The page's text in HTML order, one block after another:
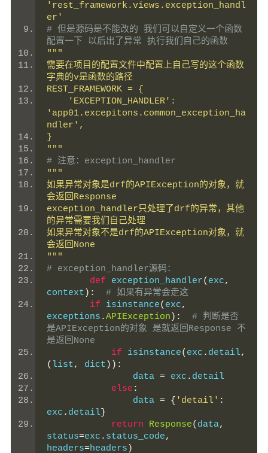
'rest_framework.views.exception_handl
er'
# 但是源码是不能改的 我们可以自定义一个函数
配置一下 以后出了异常 执行我们自己的函数
"""
需要在项目的配置文件中配置上自己写的这个函数
字典的v是函数的路径
REST_FRAMEWORK = {
'app01.excepitons.common_exception_ha
ndler',
}
"""
# 注意：exception_handler
"""
如果异常对象是drf的APIException的对象，就
会返回Response
exception_handler只处理了drf的异常，其他
的异常需要我们自己处理
如果异常对象不是drf的APIException对象，就
会返回None
"""
# exception_handler源码：
def exception_handler( exc,
context ):
# 如果有异常会走这
if isinstance( exc,
exceptions .APIException ):
# 判断是否
是APIException的对象 是就返回Response 不
是返回None
if isinstance( exc . detail,
( list, dict )):
                data
= exc . detail
else :
                data
= { 'detail' :
exc . detail}
return
Response( data,
status=exc . status_code,
headers=headers )